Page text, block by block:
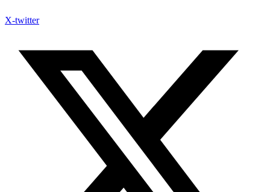
X-twitter